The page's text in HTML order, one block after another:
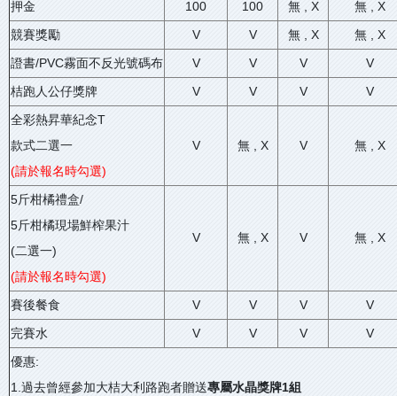
押金 100 100 無 , X
無 , X
競賽獎勵
V V 無 , X
無 , X
證書/PVC霧面不反光號碼布
V V V
V
桔跑人公仔獎牌
V V V
V
全彩熱昇華紀念T
款式二選一
(請於報名時勾選)
V 無 , X V 無 , X
5斤柑橘禮盒/
5斤柑橘現場鮮榨果汁
(二選一)
(請於報名時勾選)
V 無 , X V 無 , X
賽後餐食 V V V
V
完賽水
V V V
V
優惠:
1.過去曾經參加大桔大利路跑者贈送專屬水晶獎牌1組